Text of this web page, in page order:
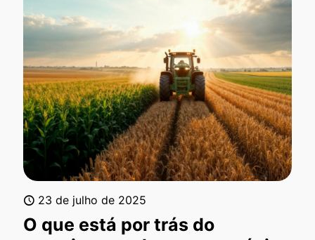
23 de julho de 2025
O que está por trás do